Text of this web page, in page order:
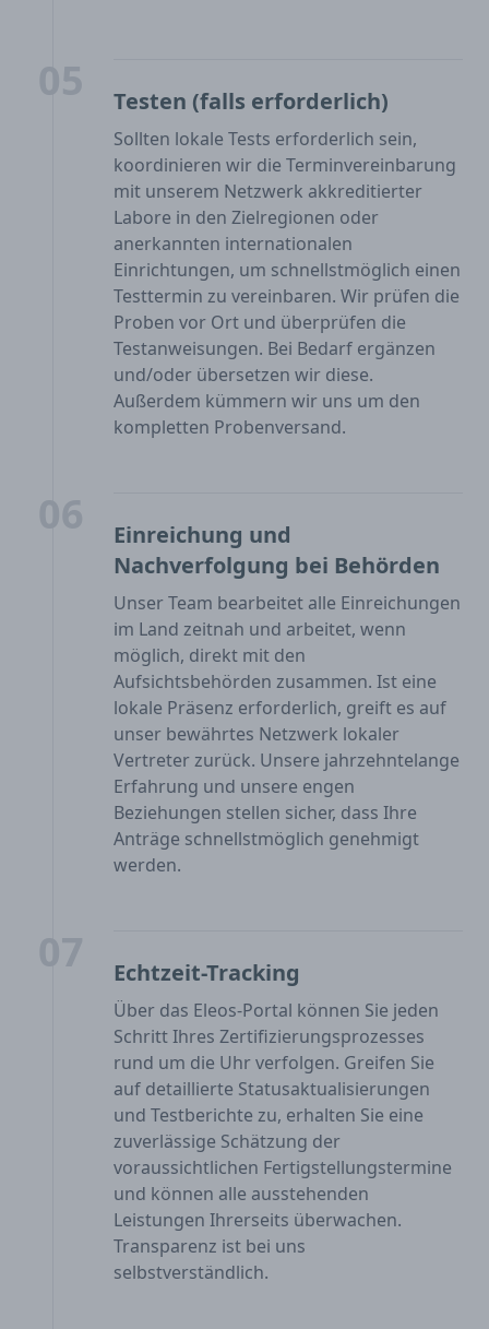
Testen (falls erforderlich)
Sollten lokale Tests erforderlich sein,
koordinieren wir die Terminvereinbarung
mit unserem Netzwerk akkreditierter
Labore in den Zielregionen oder
anerkannten internationalen
Einrichtungen, um schnellstmöglich einen
Testtermin zu vereinbaren. Wir prüfen die
Proben vor Ort und überprüfen die
Testanweisungen. Bei Bedarf ergänzen
und/oder übersetzen wir diese.
Außerdem kümmern wir uns um den
kompletten Probenversand.
Einreichung und
Nachverfolgung bei Behörden
Unser Team bearbeitet alle Einreichungen
im Land zeitnah und arbeitet, wenn
möglich, direkt mit den
Aufsichtsbehörden zusammen. Ist eine
lokale Präsenz erforderlich, greift es auf
unser bewährtes Netzwerk lokaler
Vertreter zurück. Unsere jahrzehntelange
Erfahrung und unsere engen
Beziehungen stellen sicher, dass Ihre
Anträge schnellstmöglich genehmigt
werden.
Echtzeit-Tracking
Über das Eleos-Portal können Sie jeden
Schritt Ihres Zertifizierungsprozesses
rund um die Uhr verfolgen. Greifen Sie
auf detaillierte Statusaktualisierungen
und Testberichte zu, erhalten Sie eine
zuverlässige Schätzung der
voraussichtlichen Fertigstellungstermine
und können alle ausstehenden
Leistungen Ihrerseits überwachen.
Transparenz ist bei uns
selbstverständlich.